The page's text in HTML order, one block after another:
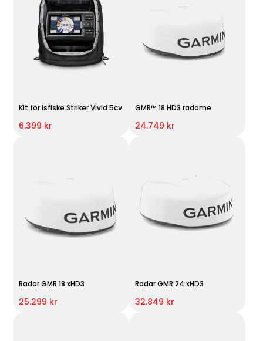
Kit för isfiske Striker Vivid 5cv
6.399 kr
GMR™ 18 HD3 radome
24.749 kr
Radar GMR 18 xHD3
25.299 kr
Radar GMR 24 xHD3
32.849 kr